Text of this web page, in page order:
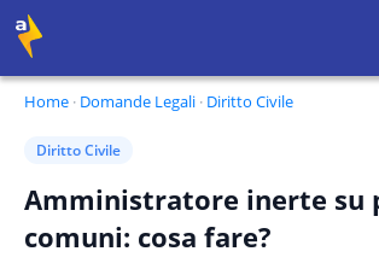
Home · Domande Legali · Diritto Civile
Diritto Civile
Amministratore inerte su
comuni: cosa fare?